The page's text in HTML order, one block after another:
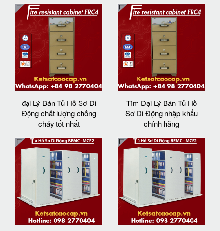
đại Lý Bán Tủ Hồ Sơ Di
Động chất lượng chống
cháy tốt nhất
Tìm Đại Lý Bán Tủ Hồ
Sơ Di Động nhập khẩu
chính hãng